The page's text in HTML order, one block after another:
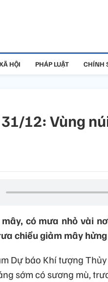
HỘI PHÁP LUẬT CHÍNH
12: Vùng
có mưa nhỏ vài
chiều giảm mây
Dự báo Khí tượng
sớm có sương mù,